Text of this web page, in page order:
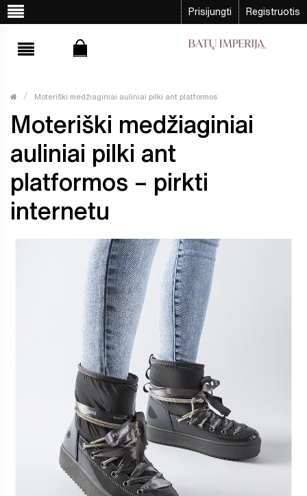
Prisijungti Registruotis
Moteriški medžiaginiai auliniai pilki ant platformos
Moteriški medžiaginiai
auliniai pilki ant
platformos – pirkti
internetu